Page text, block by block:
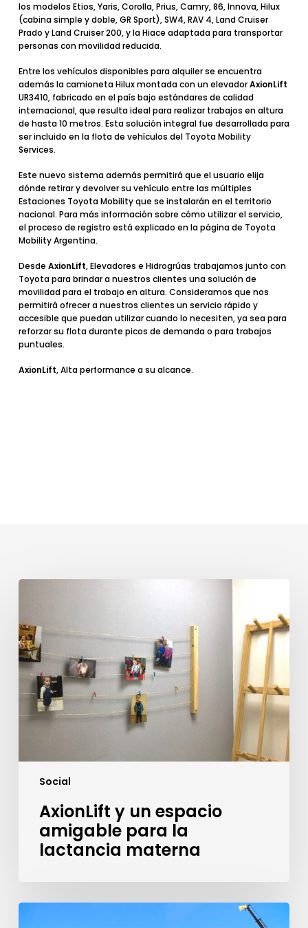
los modelos Etios, Yaris, Corolla, Prius, Camry, 86, Innova, Hilux
(cabina simple y doble, GR Sport), SW4, RAV 4, Land Cruiser
Prado y Land Cruiser 200, y la Hiace adaptada para transportar
personas con movilidad reducida.
Entre los vehículos disponibles para alquiler se encuentra
además la camioneta Hilux montada con un elevadorAxionLift
UR3410, fabricado en el país bajo estándares de calidad
internacional, que resulta ideal para realizar trabajos en altura
de hasta 10 metros. Esta solución integral fue desarrollada para
ser incluido en la flota de vehículos del Toyota Mobility
Services.
Este nuevo sistema además permitirá que el usuario elija
dónde retirar y devolver su vehículo entre las múltiples
Estaciones Toyota Mobility que se instalarán en el territorio
nacional. Para más información sobre cómo utilizar el servicio,
el proceso de registro está explicado en la página de Toyota
Mobility Argentina.
Desde AxionLift, Elevadores e Hidrogrúas trabajamos junto con
Toyota para brindar a nuestros clientes una solución de
movilidad para el trabajo en altura. Consideramos que nos
permitirá ofrecer a nuestros clientes un servicio rápido y
accesible que puedan utilizar cuando lo necesiten, ya sea para
reforzar su flota durante picos de demanda o para trabajos
puntuales.
AxionLift, Alta performance a su alcance.
Social
AxionLift
espacio
amigable
para
la
lactancia
materna
AxionLift y un espacio
amigable para la
lactancia materna
Apostamos